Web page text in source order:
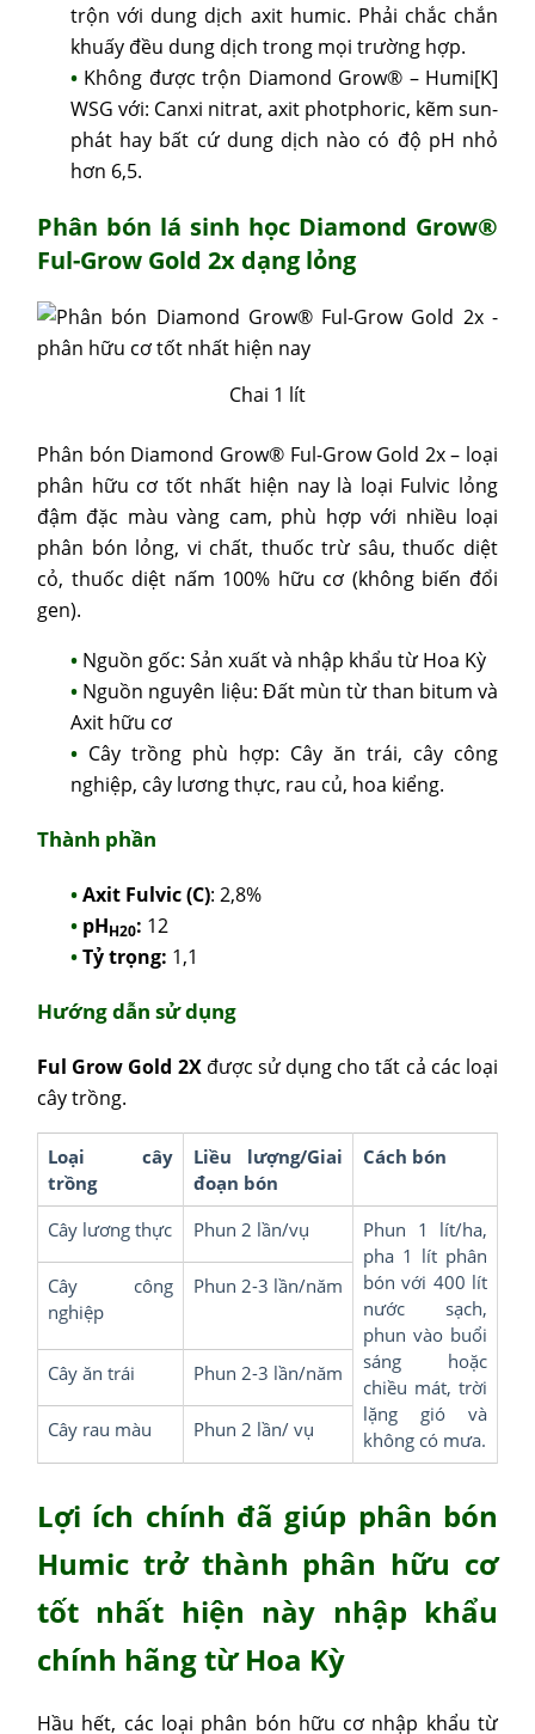
trộn với dung dịch axit humic. Phải chắc chắn
khuấy đều dung dịch trong mọi trường hợp.
Không được trộn Diamond Grow® – Humi[K]
WSG với: Canxi nitrat, axit photphoric, kẽm sun-
phát hay bất cứ dung dịch nào có độ pH nhỏ
hơn 6,5.
Phân bón lá sinh học Diamond Grow®
Ful-Grow Gold 2x dạng lỏng
Chai 1 lít
Phân bón Diamond Grow® Ful-Grow Gold 2x – loại
phân hữu cơ tốt nhất hiện nay là loại Fulvic lỏng
đậm đặc màu vàng cam, phù hợp với nhiều loại
phân bón lỏng, vi chất, thuốc trừ sâu, thuốc diệt
cỏ, thuốc diệt nấm 100% hữu cơ (không biến đổi
gen).
Nguồn gốc: Sản xuất và nhập khẩu từ Hoa Kỳ
Nguồn nguyên liệu: Đất mùn từ than bitum và
Axit hữu cơ
Cây trồng phù hợp: Cây ăn trái, cây công
nghiệp, cây lương thực, rau củ, hoa kiểng.
Thành phần
Axit Fulvic (C): 2,8%
pHH20: 12
Tỷ trọng: 1,1
Hướng dẫn sử dụng
Ful Grow Gold 2X được sử dụng cho tất cả các loại
cây trồng.
Loại cây
trồng
Liều lượng/Giai
đoạn bón
Cách bón
Cây lương thực Phun 2 lần/vụ
Phun 1 lít/ha,
pha 1 lít phân
bón với 400 lít
nước sạch,
phun vào buổi
sáng hoặc
chiều mát, trời
lặng gió và
không có mưa.
Cây công
nghiệp
Phun 2-3 lần/năm
Cây ăn trái Phun 2-3 lần/năm
Cây rau màu Phun 2 lần/ vụ
Lợi ích chính đã giúp phân bón
Humic trở thành phân hữu cơ
tốt nhất hiện này nhập khẩu
chính hãng từ Hoa Kỳ
Hầu hết, các loại phân bón hữu cơ nhập khẩu từ